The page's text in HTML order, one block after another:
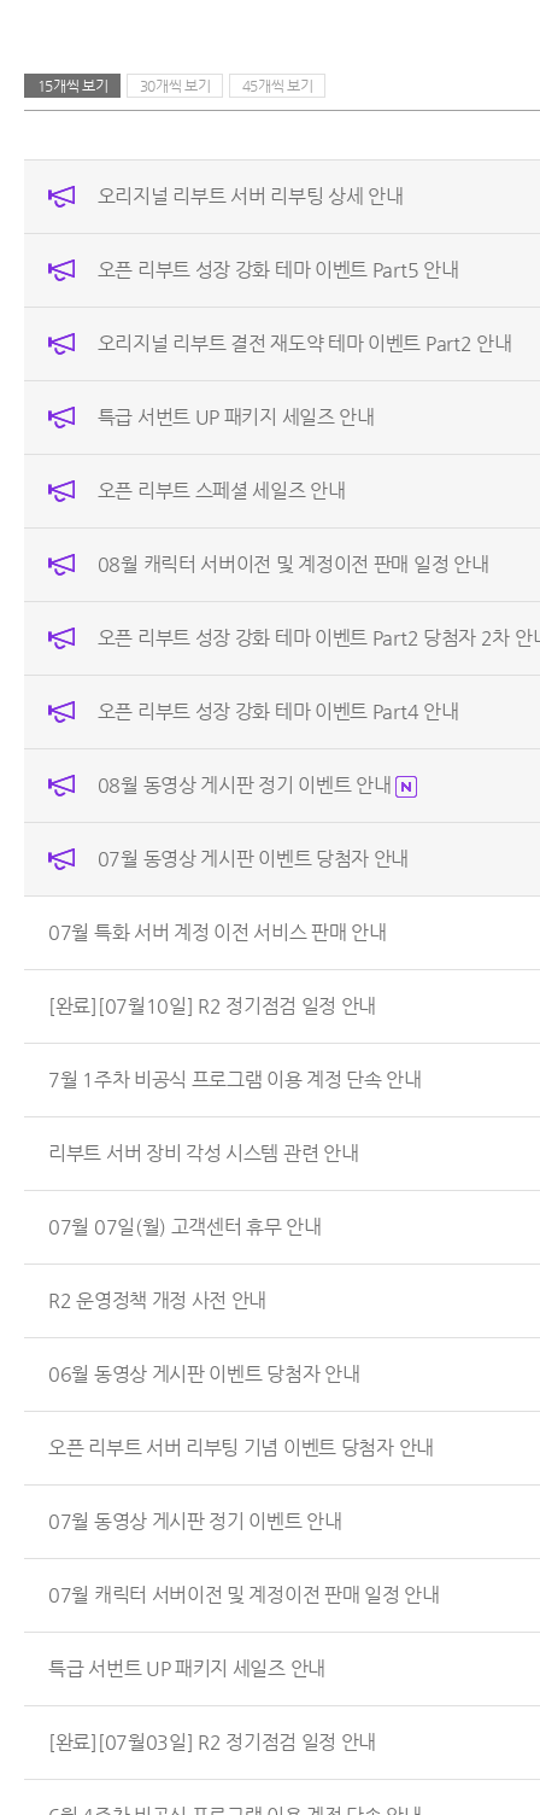
15개씩 보기 30개씩 보기 45개씩 보기
오리지널 리부트 서버 리부팅 상세 안내
오픈 리부트 성장 강화 테마 이벤트 Part5 안내
오리지널 리부트 결전 재도약 테마 이벤트 Part2 안내
특급 서번트 UP 패키지 세일즈 안내
오픈 리부트 스페셜 세일즈 안내
08월 캐릭터 서버이전 및 계정이전 판매 일정 안내
오픈 리부트 성장 강화 테마 이벤트 Part2 당첨자 2차 안
오픈 리부트 성장 강화 테마 이벤트 Part4 안내
08월 동영상 게시판 정기 이벤트 안내
07월 동영상 게시판 이벤트 당첨자 안내
07월 특화 서버 계정 이전 서비스 판매 안내
[완료][07월10일] R2 정기점검 일정 안내
7월 1주차 비공식 프로그램 이용 계정 단속 안내
리부트 서버 장비 각성 시스템 관련 안내
07월 07일(월) 고객센터 휴무 안내
R2 운영정책 개정 사전 안내
06월 동영상 게시판 이벤트 당첨자 안내
오픈 리부트 서버 리부팅 기념 이벤트 당첨자 안내
07월 동영상 게시판 정기 이벤트 안내
07월 캐릭터 서버이전 및 계정이전 판매 일정 안내
특급 서번트 UP 패키지 세일즈 안내
[완료][07월03일] R2 정기점검 일정 안내